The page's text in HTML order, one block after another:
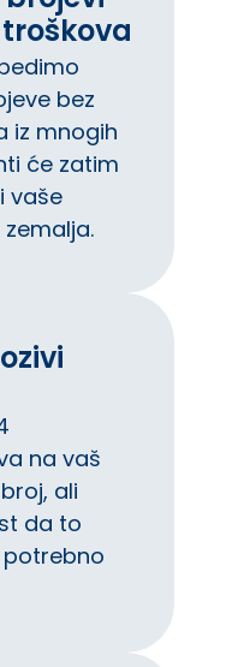
bez
iz mnogih
će zatim
vaše
na vaš
ali
da to